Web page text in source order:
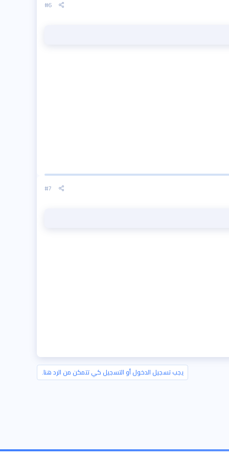
#6
#7
يجب تسجيل الدخول أو التسجيل كي تتمكن من الرد هنا.